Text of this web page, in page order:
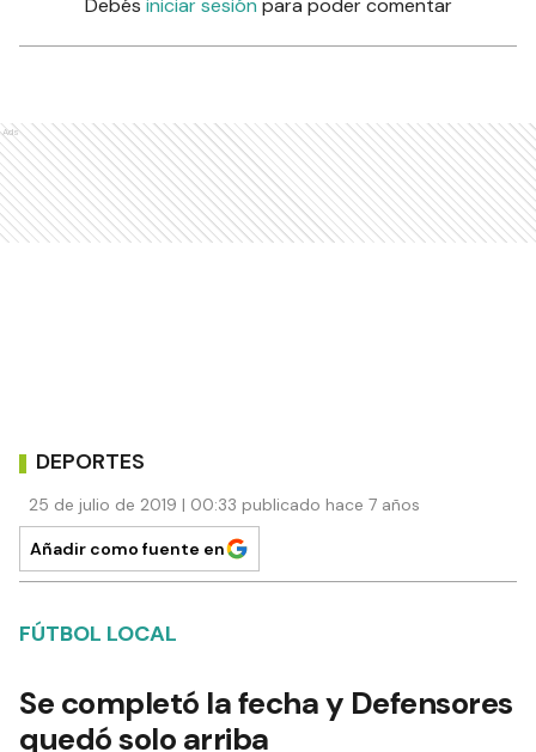
Ads
DEPORTES
25 de julio de 2019 | 00:33 publicado hace 7 años
Añadir como fuente en
FÚTBOL LOCAL
Se completó la fecha y Defensores
quedó solo arriba